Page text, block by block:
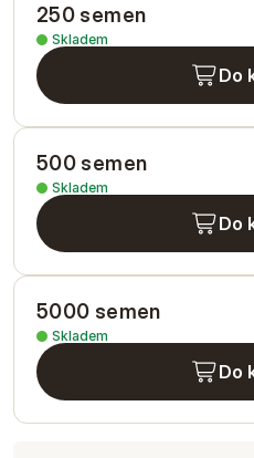
250 semen
Skladem
Do
500 semen
Skladem
Do
5000 semen
Skladem
Do